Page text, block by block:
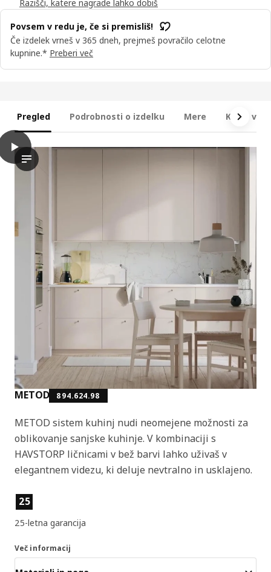
Razišči, katere nagrade lahko dobiš
Povsem v redu je, če si premisliš!
Če izdelek vrneš v 365 dneh, prejmeš povračilo celotne
kupnine.* Preberi več
Pregled Podrobnosti o izdelku Mere Kaj je
METOD 894.624.98
METOD sistem kuhinj nudi neomejene možnosti za
oblikovanje sanjske kuhinje. V kombinaciji s
HAVSTORP ličnicami v bež barvi lahko uživaš v
elegantnem videzu, ki deluje nevtralno in usklajeno.
Lastnosti izdelka
25
25-letna garancija
Več informacij
play
V videu si lahko ogledate predstavitev ali predstavitev
METOD Viseča omarica s policami, bela/Havstorp bež, 60x60 cm